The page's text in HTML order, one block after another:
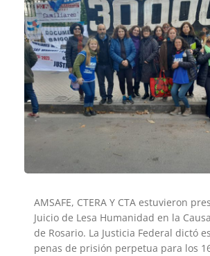
AMSAFE, CTERA Y CTA estuvieron
Juicio de Lesa Humanidad en la
de Rosario. La Justicia Federal dictó
penas de prisión perpetua para los